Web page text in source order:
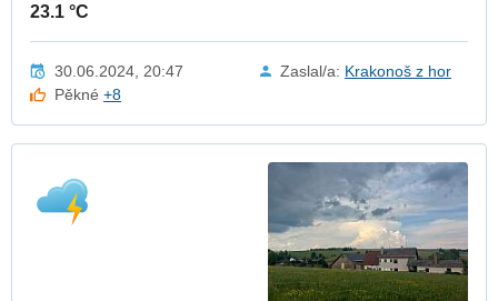
23.1 °C
30.06.2024, 20:47 Zaslal/a: Krakonoš z hor
Pěkné+8